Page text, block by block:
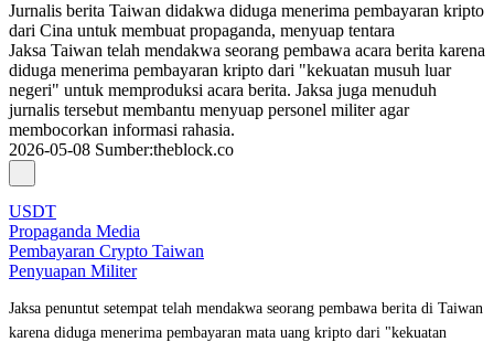
Jurnalis berita Taiwan didakwa diduga menerima pembayaran kripto
dari Cina untuk membuat propaganda, menyuap tentara
Jaksa Taiwan telah mendakwa seorang pembawa acara berita karena
diduga menerima pembayaran kripto dari "kekuatan musuh luar
negeri" untuk memproduksi acara berita. Jaksa juga menuduh
jurnalis tersebut membantu menyuap personel militer agar
membocorkan informasi rahasia.
2026-05-08 Sumber:theblock.co
USDT
Propaganda Media
Pembayaran Crypto Taiwan
Penyuapan Militer
Jaksa penuntut setempat telah mendakwa seorang pembawa berita di Taiwan
karena diduga menerima pembayaran mata uang kripto dari "kekuatan